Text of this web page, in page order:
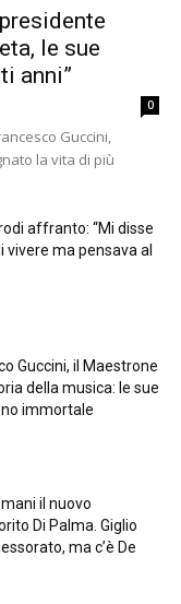
le sue
anni”
0
Guccini,
la vita di più
affranto: “Mi disse
vivere ma pensava al
Guccini, il Maestrone
della musica: le sue
immortale
il nuovo
Di Palma. Giglio
ma c’è De